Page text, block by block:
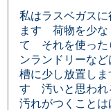
私はラスベガス
ます 荷物を少な
て それを使っ
ンランドリーな
槽に少し放置し
す 汚いと思われ
汚れがつくこと